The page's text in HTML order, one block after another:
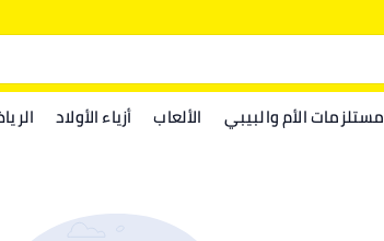
مستلزمات الأم والبيبي الألعاب أزياء الأولاد